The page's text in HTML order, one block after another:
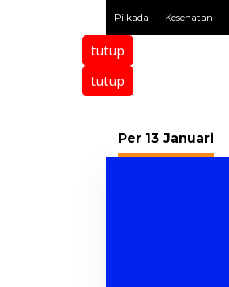
Pilkada Kesehatan
tutup
tutup
Per 13 Januari